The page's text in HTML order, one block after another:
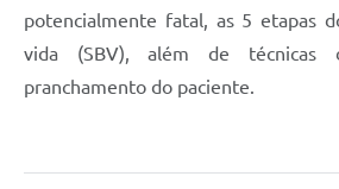
potencialmente fatal, as 5 etapas
vida (SBV), além de técnicas
pranchamento do paciente.